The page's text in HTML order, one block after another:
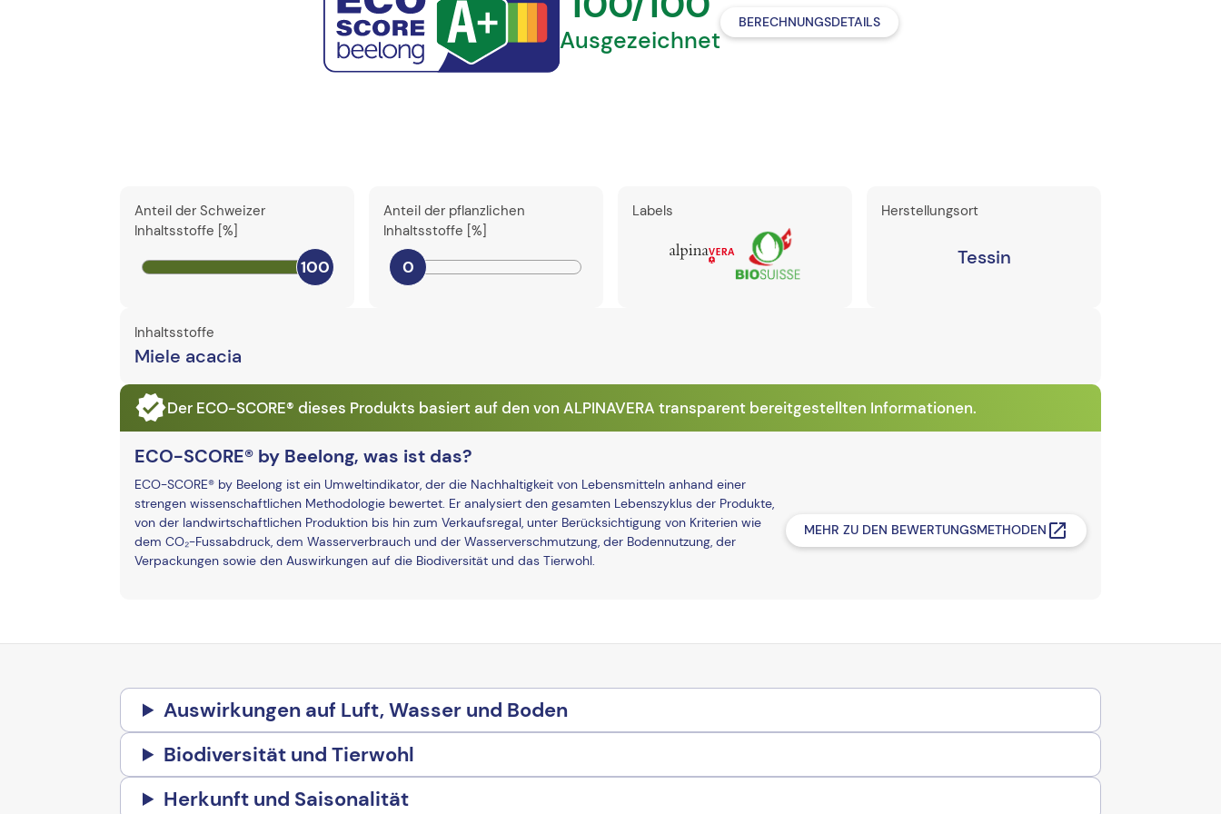
Ausgezeichnet
BERECHNUNGSDETAILS
Anteil der Schweizer
Inhaltsstoffe [%]
100
Anteil der pflanzlichen
Inhaltsstoffe [%]
0
Labels Herstellungsort
Tessin
Inhaltsstoffe
Miele acacia
Der ECO-SCORE® dieses Produkts basiert auf den von ALPINAVERA transparent bereitgestellten Informationen.
ECO-SCORE® by Beelong, was ist das?
ECO-SCORE® by Beelong ist ein Umweltindikator, der die Nachhaltigkeit von Lebensmitteln anhand einer
strengen wissenschaftlichen Methodologie bewertet. Er analysiert den gesamten Lebenszyklus der Produkte,
von der landwirtschaftlichen Produktion bis hin zum Verkaufsregal, unter Berücksichtigung von Kriterien wie
dem CO₂-Fussabdruck, dem Wasserverbrauch und der Wasserverschmutzung, der Bodennutzung, der
Verpackungen sowie den Auswirkungen auf die Biodiversität und das Tierwohl.
MEHR ZU DEN BEWERTUNGSMETHODEN
Auswirkungen auf Luft, Wasser und Boden
Biodiversität und Tierwohl
Herkunft und Saisonalität